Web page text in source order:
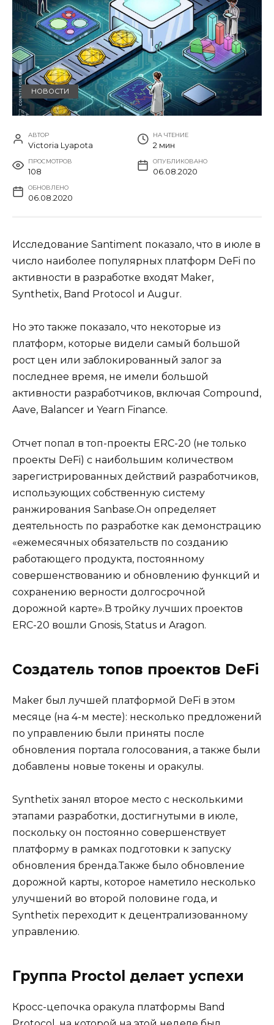
НОВОСТИ
АВТОР
Victoria Lyapota
НА ЧТЕНИЕ
2 мин
ПРОСМОТРОВ
108
ОПУБЛИКОВАНО
06.08.2020
ОБНОВЛЕНО
06.08.2020
Исследование Santiment показало, что в июле в
число наиболее популярных платформ DeFi по
активности в разработке входят Maker,
Synthetix, Band Protocol и Augur.
Но это также показало, что некоторые из
платформ, которые видели самый большой
рост цен или заблокированный залог за
последнее время, не имели большой
активности разработчиков, включая Compound,
Aave, Balancer и Yearn Finance.
Отчет попал в топ-проекты ERC-20 (не только
проекты DeFi) с наибольшим количеством
зарегистрированных действий разработчиков,
использующих собственную систему
ранжирования Sanbase.Он определяет
деятельность по разработке как демонстрацию
«ежемесячных обязательств по созданию
работающего продукта, постоянному
совершенствованию и обновлению функций и
сохранению верности долгосрочной
дорожной карте».В тройку лучших проектов
ERC-20 вошли Gnosis, Status и Aragon.
Создатель топов проектов DeFi
Maker был лучшей платформой DeFi в этом
месяце (на 4-м месте): несколько предложений
по управлению были приняты после
обновления портала голосования, а также были
добавлены новые токены и оракулы.
Synthetix занял второе место с несколькими
этапами разработки, достигнутыми в июле,
поскольку он постоянно совершенствует
платформу в рамках подготовки к запуску
обновления бренда.Также было обновление
дорожной карты, которое наметило несколько
улучшений во второй половине года, и
Synthetix переходит к децентрализованному
управлению.
Группа Proctol делает успехи
Кросс-цепочка оракула платформы Band